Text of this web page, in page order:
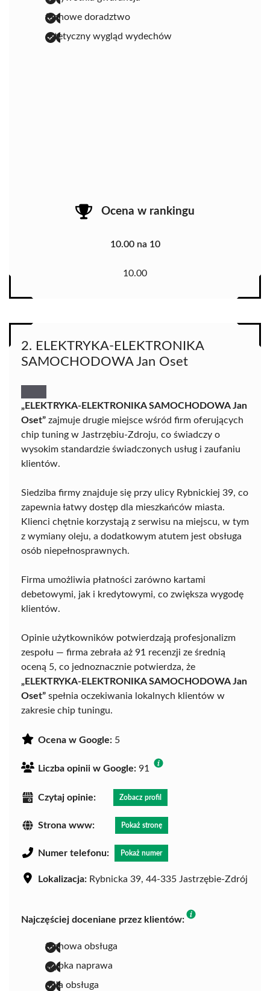
fachowe doradztwo
estetyczny wygląd wydechów
Ocena w rankingu
10.00 na 10
10.00
2. ELEKTRYKA-ELEKTRONIKA
SAMOCHODOWA Jan Oset
„ELEKTRYKA-ELEKTRONIKA SAMOCHODOWA Jan
Oset” zajmuje drugie miejsce wśród firm oferujących
chip tuning w Jastrzębiu-Zdroju, co świadczy o
wysokim standardzie świadczonych usług i zaufaniu
klientów.
Siedziba firmy znajduje się przy ulicy Rybnickiej 39, co
zapewnia łatwy dostęp dla mieszkańców miasta.
Klienci chętnie korzystają z serwisu na miejscu, w tym
z wymiany oleju, a dodatkowym atutem jest obsługa
osób niepełnosprawnych.
Firma umożliwia płatności zarówno kartami
debetowymi, jak i kredytowymi, co zwiększa wygodę
klientów.
Opinie użytkowników potwierdzają profesjonalizm
zespołu — firma zebrała aż 91 recenzji ze średnią
oceną 5, co jednoznacznie potwierdza, że
„ELEKTRYKA-ELEKTRONIKA SAMOCHODOWA Jan
Oset” spełnia oczekiwania lokalnych klientów w
zakresie chip tuningu.
Ocena w Google: 5
Liczba opinii w Google: 91
Czytaj opinie: Zobacz profil
Strona www: Pokaż stronę
Numer telefonu: Pokaż numer
Lokalizacja: Rybnicka 39, 44-335 Jastrzębie-Zdrój
Najczęściej doceniane przez klientów:
fachowa obsługa
szybka naprawa
miła obsługa